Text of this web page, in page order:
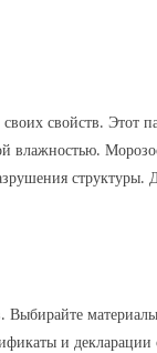
свойств. Этот
влажностью.
структуры.
Выбирайте
и декларации